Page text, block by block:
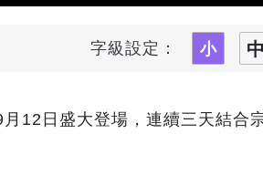
字級設定：
12日盛大登場，連續三天結合